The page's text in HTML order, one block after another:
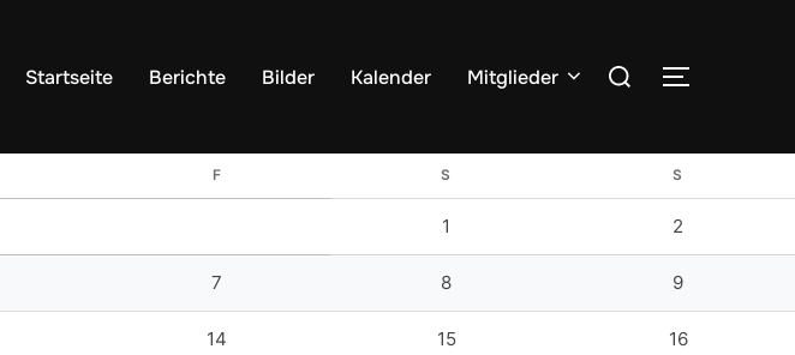
Startseite Berichte Bilder Kalender Mitglieder
Suchen
F S S
1 2
7 8 9
14 15 16